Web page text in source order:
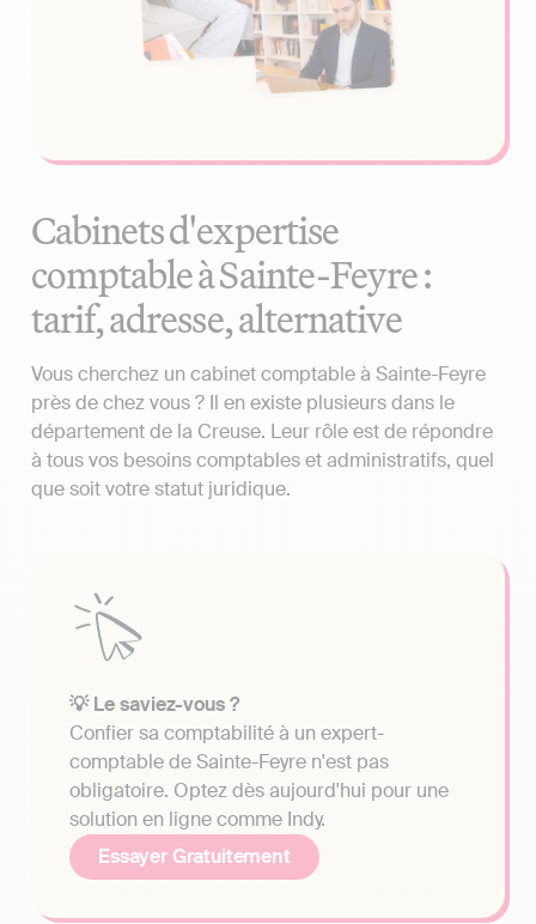
Cabinets d'expertise
comptable à Sainte-Feyre :
tarif, adresse, alternative
Vous cherchez un cabinet comptable à Sainte-Feyre
près de chez vous ? Il en existe plusieurs dans le
département de la Creuse. Leur rôle est de répondre
à tous vos besoins comptables et administratifs, quel
que soit votre statut juridique.
💡 Le saviez-vous ?
Confier sa comptabilité à un expert-
comptable de Sainte-Feyre n'est pas
obligatoire. Optez dès aujourd'hui pour une
solution en ligne comme Indy.
Essayer Gratuitement